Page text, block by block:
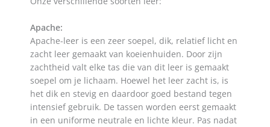
Apache:
Apache-leer is een zeer soepel, dik, relatief licht en
zacht leer gemaakt van koeienhuiden. Door zijn
zachtheid valt elke tas die van dit leer is gemaakt
soepel om je lichaam. Hoewel het leer zacht is, is
het dik en stevig en daardoor goed bestand tegen
intensief gebruik. De tassen worden eerst gemaakt
in een uniforme neutrale en lichte kleur. Pas nadat